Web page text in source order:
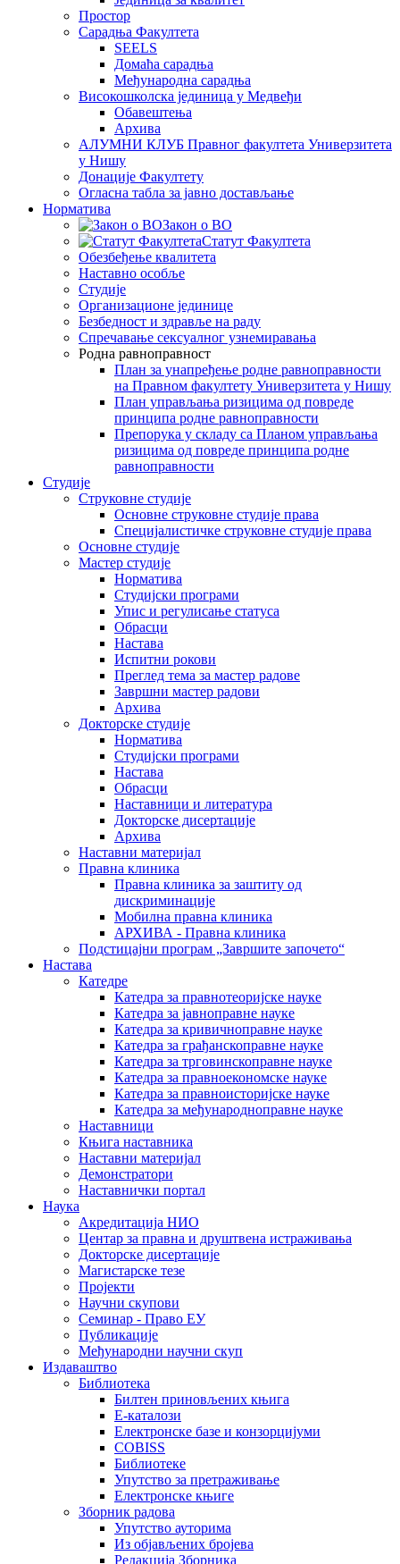
Простор
Сарадња Факултета
SEELS
Домаћа сарадња
Међународна сарадња
Високошколска јединица у Медвеђи
Обавештења
Архива
АЛУМНИ КЛУБ Правног факултета Универзитета
у Нишу
Донације Факултету
Огласна табла за јавно достављање
Норматива
Закон о ВО
Статут Факултета
Обезбеђење квалитета
Наставно особље
Студије
Организационе јединице
Безбедност и здравље на раду
Спречавање сексуалног узнемиравања
Родна равноправност
План за унапређење родне равноправности
на Правном факултету Универзитета у Нишу
План управљања ризицима од повреде
принципа родне равноправности
Препорука у складу са Планом управљања
ризицима од повреде принципа родне
равноправности
Студије
Струковне студије
Основне струковне студије права
Специјалистичке струковне студије права
Основне студије
Мастер студије
Норматива
Студијски програми
Упис и регулисање статуса
Обрасци
Настава
Испитни рокови
Преглед тема за мастер радове
Завршни мастер радови
Архива
Докторске студије
Норматива
Студијски програми
Настава
Обрасци
Наставници и литература
Докторске дисертације
Архива
Наставни материјал
Правна клиника
Правна клиника за заштиту од
дискриминације
Мобилна правна клиника
АРХИВА - Правна клиника
Подстицајни програм „Завршите започето“
Настава
Катедре
Катедра за правнотеоријске науке
Катедра за јавноправне науке
Катедра за кривичноправне науке
Катедра за грађанскоправне науке
Катедра за трговинскоправне науке
Катедра за правноекономске науке
Катедра за правноисторијске науке
Катедра за међународноправне науке
Наставници
Књига наставника
Наставни материјал
Демонстратори
Наставнички портал
Наука
Акредитација НИО
Центар за правна и друштвена истраживања
Докторске дисертације
Магистарске тезе
Пројекти
Научни скупови
Семинар - Право ЕУ
Публикације
Међународни научни скуп
Издаваштво
Библиотека
Билтен приновљених књига
Е-каталози
Електронске базе и конзорцијуми
COBISS
Библиотеке
Упутство за претраживање
Електронске књиге
Зборник радова
Упутство ауторима
Из објављених бројева
Редакција Зборника